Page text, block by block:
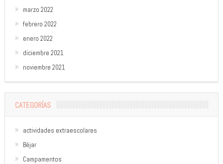
marzo 2022
febrero 2022
enero 2022
diciembre 2021
noviembre 2021
CATEGORÍAS
actividades extraescolares
Béjar
Campamentos